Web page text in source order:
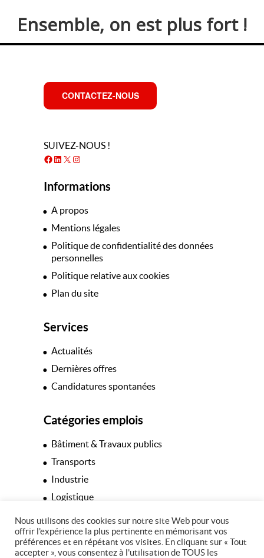
Ensemble, on est plus fort !
Nous utilisons des cookies sur notre site Web pour vous
offrir l'expérience la plus pertinente en mémorisant vos
préférences et en répétant vos visites. En cliquant sur « Tout
accepter », vous consentez à l'utilisation de TOUS les
CONTACTEZ-NOUS
SUIVEZ-NOUS !
Facebook
LinkedIn
X Instagram
Informations
A propos
Mentions légales
Politique de confidentialité des données
personnelles
Politique relative aux cookies
Plan du site
Services
Actualités
Dernières offres
Candidatures spontanées
Catégories emplois
Bâtiment & Travaux publics
Transports
Industrie
Logistique
Espaces verts
Tertiaire